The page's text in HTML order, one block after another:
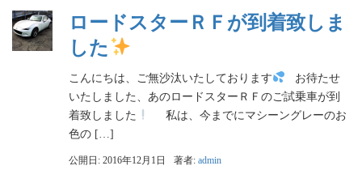
ロードスターＲＦが到着致しま
した
こんにちは、ご無沙汰いたしております
お待たせ
いたしました、あのロードスターＲＦのご試乗車が到
着致しました
私は、今までにマシーングレーのお
色の […]
公開日: 2016年12月1日 著者: admin